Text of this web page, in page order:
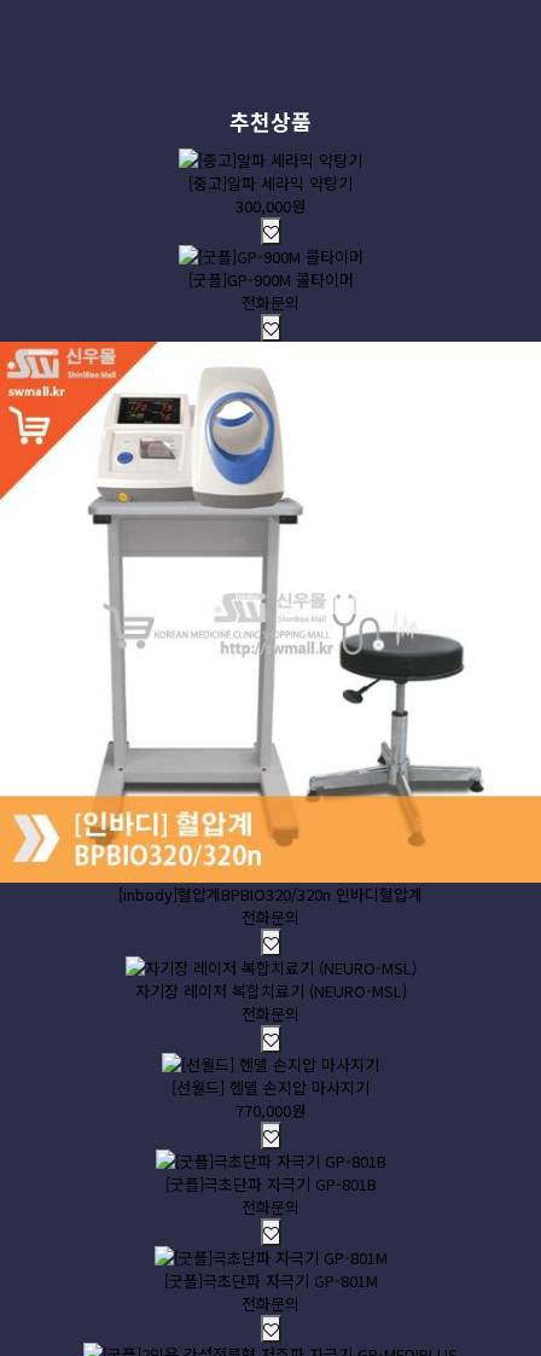
추천상품
[중고]알파 세라믹 약탕기
300,000원
[굿플]GP-900M 콜타이머
전화문의
[inbody]혈압계BPBIO320/320n 인바디혈압계
전화문의
자기장 레이저 복합치료기 (NEURO-MSL)
전화문의
[선월드] 헨델 손지압 마사지기
770,000원
[굿플]극초단파 자극기 GP-801B
전화문의
[굿플]극초단파 자극기 GP-801M
전화문의